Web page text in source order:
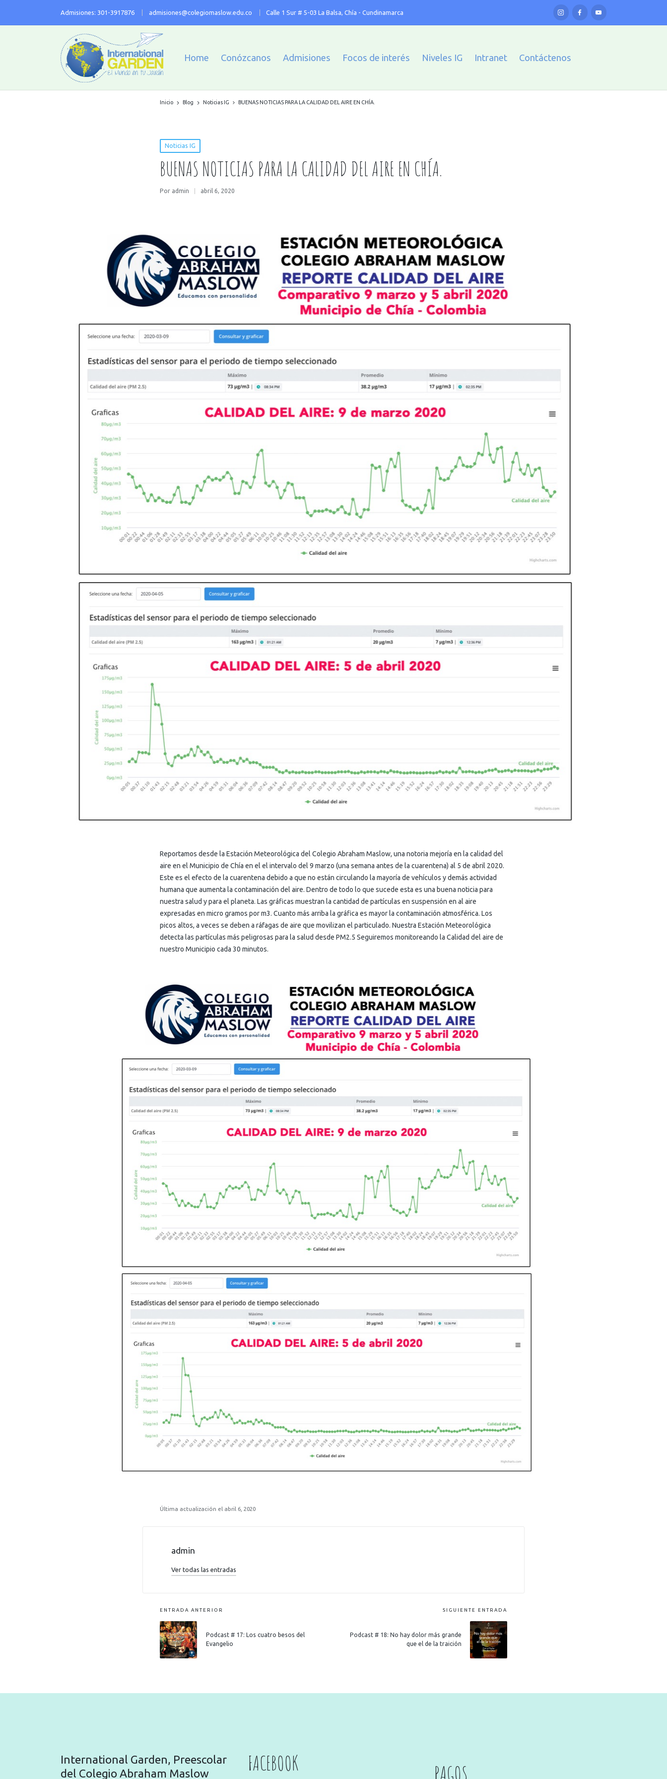
Admisiones: 301-3917876 admisiones@colegiomaslow.edu.co Calle 1 Sur # 5-03 La Balsa, Chía - Cundinamarca
Home Conózcanos Admisiones Focos de interés Niveles IG Intranet Contáctenos
Inicio Blog Noticias IG BUENAS NOTICIAS PARA LA CALIDAD DEL AIRE EN CHÍA.
Noticias IG
BUENAS NOTICIAS PARA LA CALIDAD DEL AIRE EN CHÍA.
Por admin abril 6, 2020
Reportamos desde la Estación Meteorológica del Colegio Abraham Maslow, una notoria mejoría en la calidad del
aire en el Municipio de Chía en el el intervalo del 9 marzo (una semana antes de la cuarentena) al 5 de abril 2020.
Este es el efecto de la cuarentena debido a que no están circulando la mayoría de vehículos y demás actividad
humana que aumenta la contaminación del aire. Dentro de todo lo que sucede esta es una buena noticia para
nuestra salud y para el planeta. Las gráficas muestran la cantidad de partículas en suspensión en al aire
expresadas en micro gramos por m3. Cuanto más arriba la gráfica es mayor la contaminación atmosférica. Los
picos altos, a veces se deben a ráfagas de aire que movilizan el particulado. Nuestra Estación Meteorológica
detecta las partículas más peligrosas para la salud desde PM2.5 Seguiremos monitoreando la Calidad del aire de
nuestro Municipio cada 30 minutos.
Última actualización el abril 6, 2020
admin
Ver todas las entradas
ENTRADA ANTERIOR
Podcast # 17: Los cuatro besos del
Evangelio
SIGUIENTE ENTRADA
Podcast # 18: No hay dolor más grande
que el de la traición
International Garden, Preescolar
del Colegio Abraham Maslow
FACEBOOK PAGOS